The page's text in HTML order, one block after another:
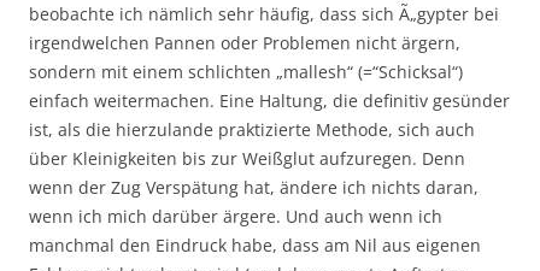
beobachte ich nämlich sehr häufig, dass sich Ã„gypter bei
irgendwelchen Pannen oder Problemen nicht ärgern,
sondern mit einem schlichten „mallesh“ (=“Schicksal“)
einfach weitermachen. Eine Haltung, die definitiv gesünder
ist, als die hierzulande praktizierte Methode, sich auch
über Kleinigkeiten bis zur Weißglut aufzuregen. Denn
wenn der Zug Verspätung hat, ändere ich nichts daran,
wenn ich mich darüber ärgere. Und auch wenn ich
manchmal den Eindruck habe, dass am Nil aus eigenen